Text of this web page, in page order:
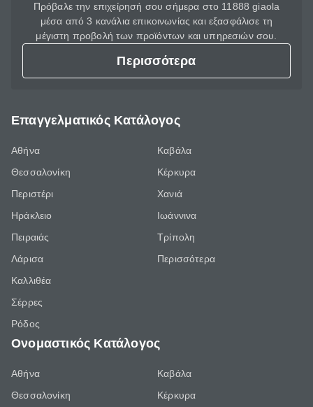
Πρόβαλε την επιχείρησή σου σήμερα στο 11888 giaola
μέσα από 3 κανάλια επικοινωνίας και εξασφάλισε τη
μέγιστη προβολή των προϊόντων και υπηρεσιών σου.
Περισσότερα
Επαγγελματικός Κατάλογος
Αθήνα
Θεσσαλονίκη
Περιστέρι
Ηράκλειο
Πειραιάς
Λάρισα
Καλλιθέα
Σέρρες
Ρόδος
Καβάλα
Κέρκυρα
Χανιά
Ιωάννινα
Τρίπολη
Περισσότερα
Ονομαστικός Κατάλογος
Αθήνα
Θεσσαλονίκη
Καβάλα
Κέρκυρα